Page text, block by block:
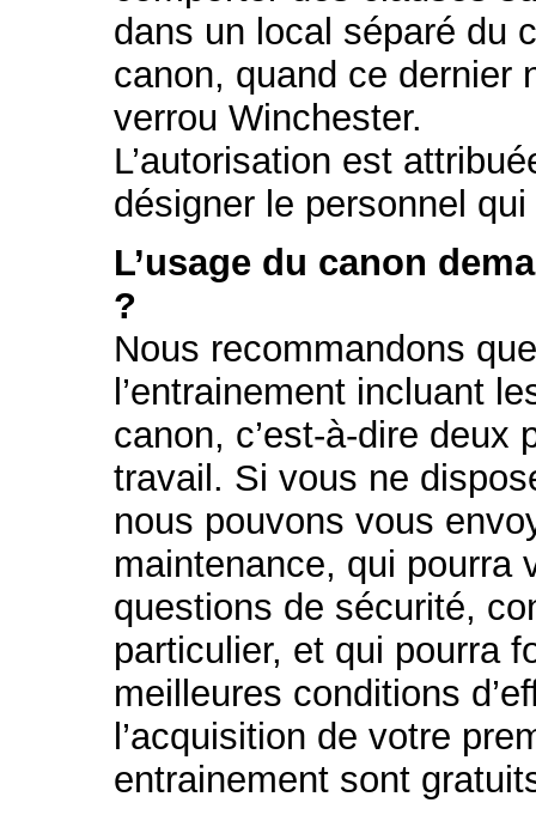
dans un local séparé du
canon, quand ce dernier
verrou Winchester.
L’autorisation est
désigner le personnel
L’usage du canon
?
Nous recommandons
l’entrainement incluant
canon, c’est-à-dire deux
travail. Si vous ne
nous pouvons vous
maintenance, qui pourra
questions de sécurité,
particulier, et qui pourra
meilleures conditions
l’acquisition de votre
entrainement sont